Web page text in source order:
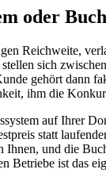
oder
Reichweite,
sich
gehört dann
ihm die
auf Ihrer
statt
Ihnen, und die
Betriebe ist das